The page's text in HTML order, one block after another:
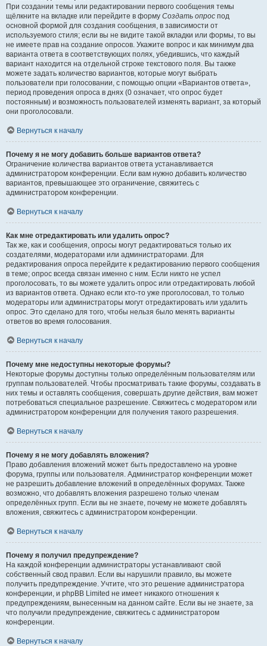
При создании темы или редактировании первого сообщения темы
щёлкните на вкладке или перейдите в форму Создать опрос под
основной формой для создания сообщения, в зависимости от
используемого стиля; если вы не видите такой вкладки или формы, то вы
не имеете прав на создание опросов. Укажите вопрос и как минимум два
варианта ответа в соответствующих полях, убедившись, что каждый
вариант находится на отдельной строке текстового поля. Вы также
можете задать количество вариантов, которые могут выбрать
пользователи при голосовании, с помощью опции «Вариантов ответа»,
период проведения опроса в днях (0 означает, что опрос будет
постоянным) и возможность пользователей изменять вариант, за который
они проголосовали.
Вернуться к началу
Почему я не могу добавить больше вариантов ответа?
Ограничение количества вариантов ответа устанавливается
администратором конференции. Если вам нужно добавить количество
вариантов, превышающее это ограничение, свяжитесь с
администратором конференции.
Вернуться к началу
Как мне отредактировать или удалить опрос?
Так же, как и сообщения, опросы могут редактироваться только их
создателями, модераторами или администраторами. Для
редактирования опроса перейдите к редактированию первого сообщения
в теме; опрос всегда связан именно с ним. Если никто не успел
проголосовать, то вы можете удалить опрос или отредактировать любой
из вариантов ответа. Однако если кто-то уже проголосовал, то только
модераторы или администраторы могут отредактировать или удалить
опрос. Это сделано для того, чтобы нельзя было менять варианты
ответов во время голосования.
Вернуться к началу
Почему мне недоступны некоторые форумы?
Некоторые форумы доступны только определённым пользователям или
группам пользователей. Чтобы просматривать такие форумы, создавать в
них темы и оставлять сообщения, совершать другие действия, вам может
потребоваться специальное разрешение. Свяжитесь с модератором или
администратором конференции для получения такого разрешения.
Вернуться к началу
Почему я не могу добавлять вложения?
Право добавления вложений может быть предоставлено на уровне
форума, группы или пользователя. Администратор конференции может
не разрешить добавление вложений в определённых форумах. Также
возможно, что добавлять вложения разрешено только членам
определённых групп. Если вы не знаете, почему не можете добавлять
вложения, свяжитесь с администратором конференции.
Вернуться к началу
Почему я получил предупреждение?
На каждой конференции администраторы устанавливают свой
собственный свод правил. Если вы нарушили правило, вы можете
получить предупреждение. Учтите, что это решение администратора
конференции, и phpBB Limited не имеет никакого отношения к
предупреждениям, вынесенным на данном сайте. Если вы не знаете, за
что получили предупреждение, свяжитесь с администратором
конференции.
Вернуться к началу